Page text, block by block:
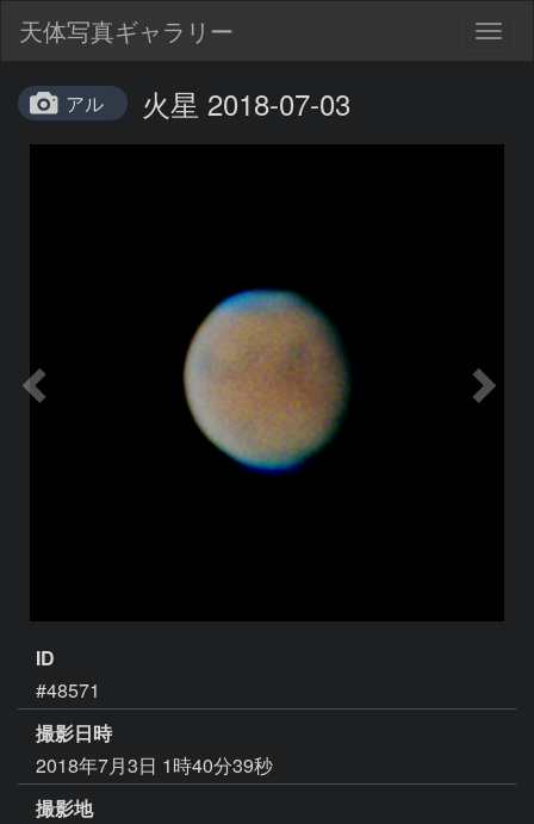
天体写真ギャラリー
アル 火星 2018-07-03
ID
#48571
撮影日時
2018年7月3日 1時40分39秒
撮影地